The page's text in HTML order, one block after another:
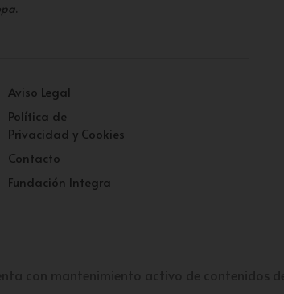
.
Aviso Legal
Política de
Privacidad y Cookies
Contacto
Fundación Integra